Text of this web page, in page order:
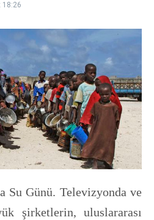
18:26
Su Günü. Televizyonda ve
şirketlerin, uluslararası